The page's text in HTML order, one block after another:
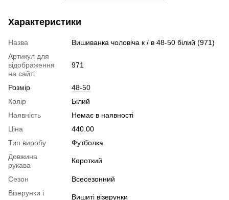
Характеристики
Назва
Вишиванка чоловіча к / в 48-50 білий (971)
Артикул для
відображення
на сайті
971
Розмір
48-50
Колір
Білий
Наявність
Немає в наявності
Ціна
440.00
Тип виробу
Футболка
Довжина
рукава
Короткий
Сезон
Всесезонний
Візерунки і
Вишиті візерунки